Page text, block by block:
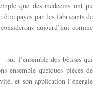
que des médecins ont pu
être payés par des fabricants de
aujourd’hui comme
sur l’ensemble des bêtises qui
ensemble quelques pièces de
et son application l’énergie